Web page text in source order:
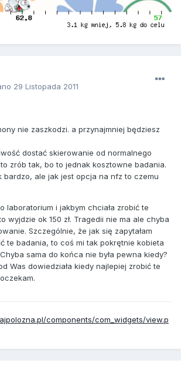
29 Listopada 2011
nie zaszkodzi. a przynajmniej będziesz
dostać skierowanie od normalnego
zrób tak, bo to jednak kosztowne badania.
bardzo, ale jak jest opcja na nfz to czemu
laboratorium i jakbym chciała zrobić te
wyjdzie ok 150 zł. Tragedii nie ma ale chyba
Szczególnie, że jak się zapytałam
te badania, to coś mi tak pokrętnie kobieta
Chyba sama do końca nie była pewna kiedy?
Was dowiedziała kiedy najlepiej zrobić te